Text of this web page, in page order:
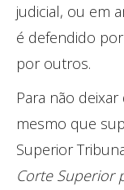
judicial, ou em
é defendido
por outros.
Para não
mesmo que
Superior
Corte Superior